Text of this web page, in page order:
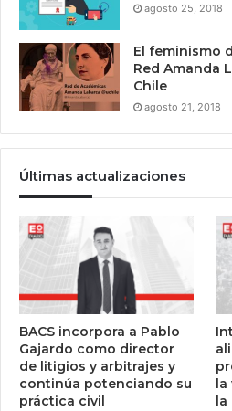
agosto 25, 2018
El feminismo
Red Amanda
Chile
agosto 21, 2018
Últimas actualizaciones
BACS incorpora a Pablo
Gajardo como director
de litigios y arbitrajes y
continúa potenciando su
práctica civil
la
la